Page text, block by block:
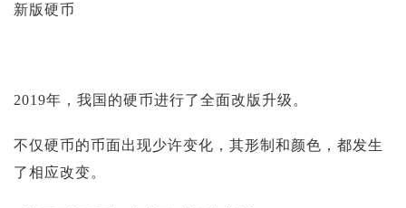
新版硬币
2019年，我国的硬币进行了全面改版升级。
不仅硬币的币面出现少许变化，其形制和颜色，都发生
了相应改变。